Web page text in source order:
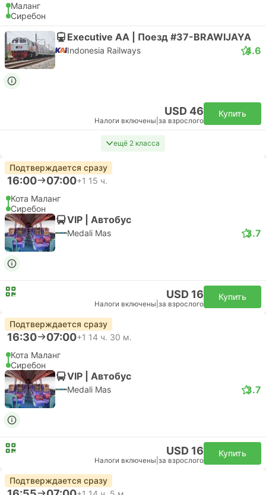
Маланг
Сиребон
Executive AA | Поезд #37-BRAWIJAYA
Indonesia Railways 4.6
USD 46
Налоги включены за взрослого
Купить
ещё 2 класса
Подтверждается сразу
16:00 07:00+1 15 ч.
Кота Маланг
Сиребон
VIP | Автобус
Medali Mas 3.7
USD 16
Налоги включены за взрослого
Купить
Подтверждается сразу
16:30 07:00+1 14 ч. 30 м.
Кота Маланг
Сиребон
VIP | Автобус
Medali Mas 3.7
USD 16
Налоги включены за взрослого
Купить
Подтверждается сразу